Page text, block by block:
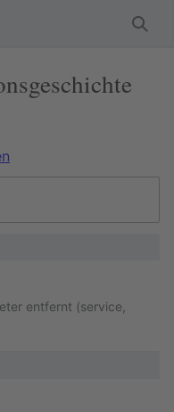
entfernt (service,